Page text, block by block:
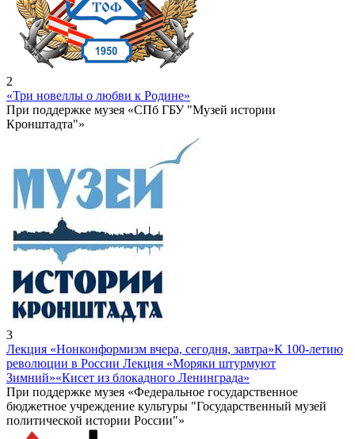
2
«Три новеллы о любви к Родине»
При поддержке музея «СПб ГБУ "Музей истории
Кронштадта"»
3
Лекция «Нонконформизм вчера, сегодня, завтра»К 100-летию
революции в России Лекция «Моряки штурмуют
Зимний»«Кисет из блокадного Ленинграда»
При поддержке музея «Федеральное государственное
бюджетное учреждение культуры "Государственный музей
политической истории России"»